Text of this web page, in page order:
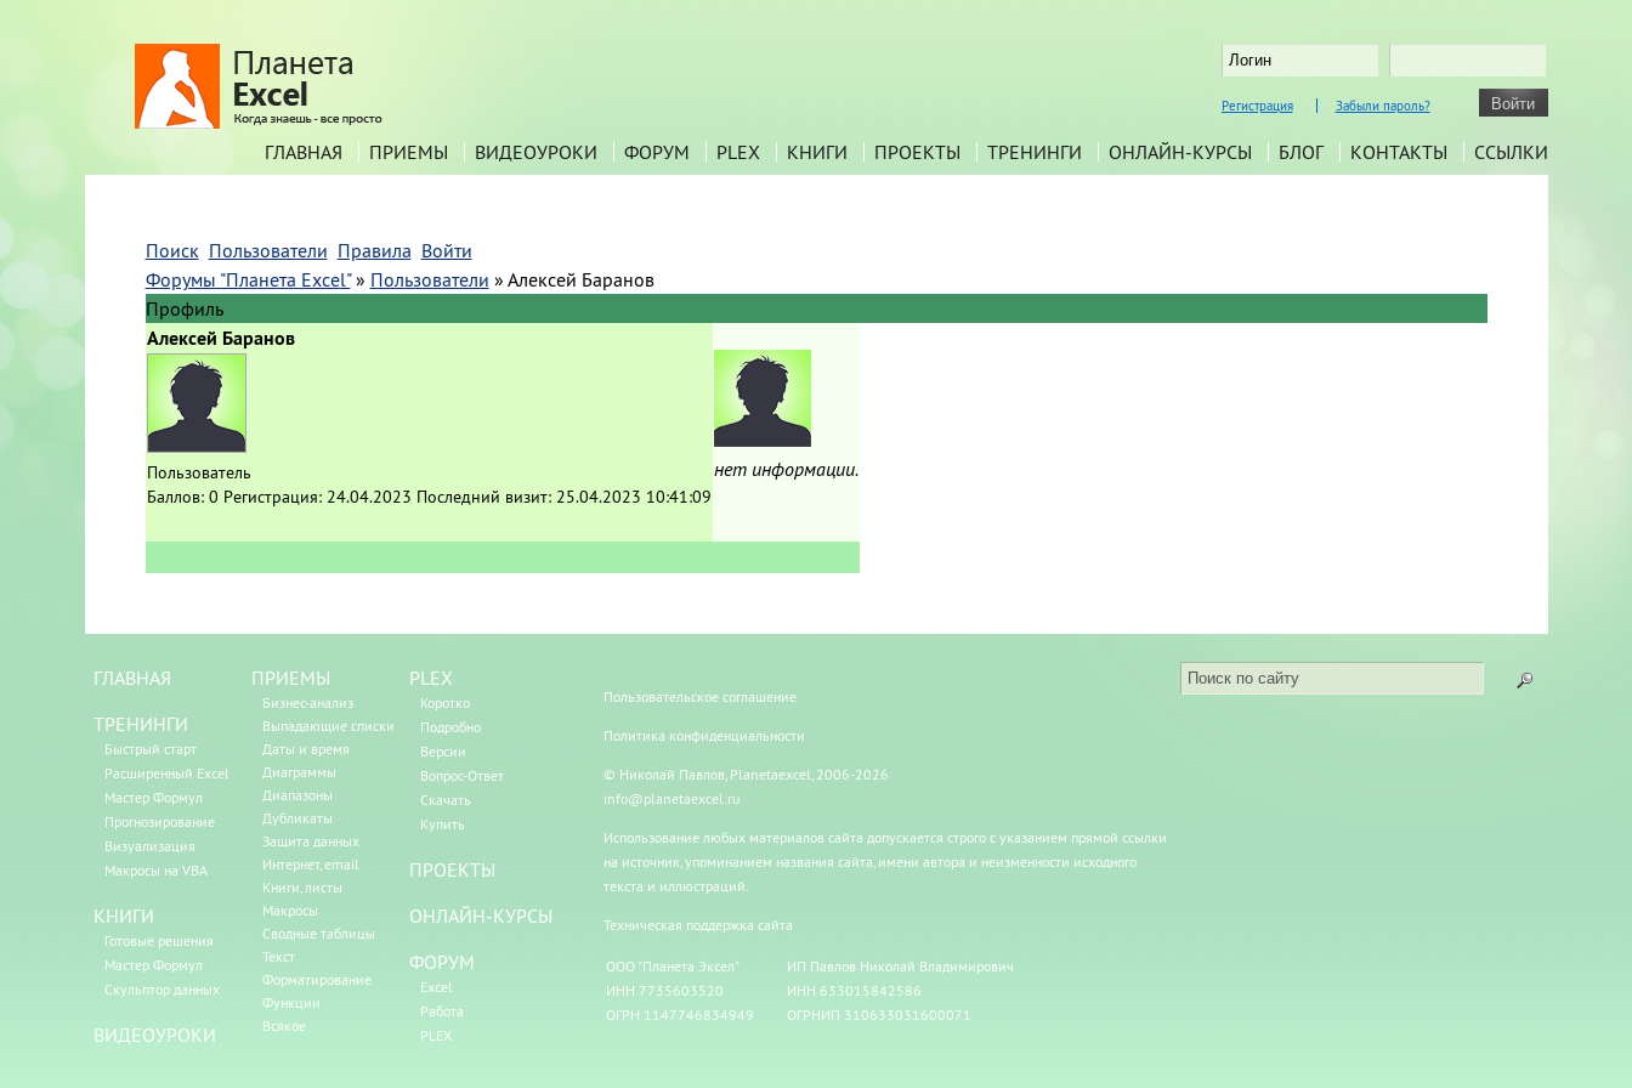
Регистрация Забыли пароль?
ГЛАВНАЯ ПРИЕМЫ ВИДЕОУРОКИ ФОРУМ PLEX КНИГИ ПРОЕКТЫ ТРЕНИНГИ ОНЛАЙН-КУРСЫ БЛОГ КОНТАКТЫ ССЫЛКИ
Поиск Пользователи Правила Войти
Форумы "Планета Excel" » Пользователи » Алексей Баранов
Профиль
Алексей Баранов
Пользователь
Баллов: 0 Регистрация: 24.04.2023 Последний визит: 25.04.2023 10:41:09
нет информации.
ГЛАВНАЯ
ТРЕНИНГИ
Быстрый старт
Расширенный Excel
Мастер Формул
Прогнозирование
Визуализация
Макросы на VBA
КНИГИ
Готовые решения
Мастер Формул
Скульптор данных
ВИДЕОУРОКИ
ПРИЕМЫ
Бизнес-анализ
Выпадающие списки
Даты и время
Диаграммы
Диапазоны
Дубликаты
Защита данных
Интернет, email
Книги, листы
Макросы
Сводные таблицы
Текст
Форматирование
Функции
Всякое
PLEX
Коротко
Подробно
Версии
Вопрос-Ответ
Скачать
Купить
ПРОЕКТЫ
ОНЛАЙН-КУРСЫ
ФОРУМ
Excel
Работа
PLEX
Пользовательское соглашение
Политика конфиденциальности
© Николай Павлов, Planetaexcel, 2006-2026
info@planetaexcel.ru
Использование любых материалов сайта допускается строго с указанием прямой ссылки
на источник, упоминанием названия сайта, имени автора и неизменности исходного
текста и иллюстраций.
Техническая поддержка сайта
ООО "Планета Эксел"
ИНН 7735603520
ОГРН 1147746834949
ИП Павлов Николай Владимирович
ИНН 633015842586
ОГРНИП 310633031600071